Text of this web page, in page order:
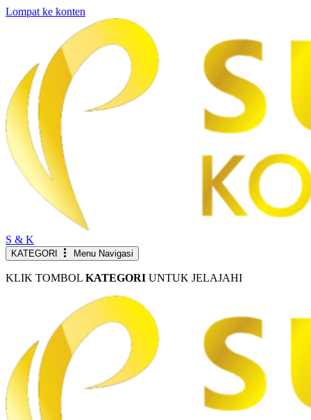
Lompat ke konten
S & K
KATEGORI Menu Navigasi
KLIK TOMBOL KATEGORI UNTUK JELAJAHI